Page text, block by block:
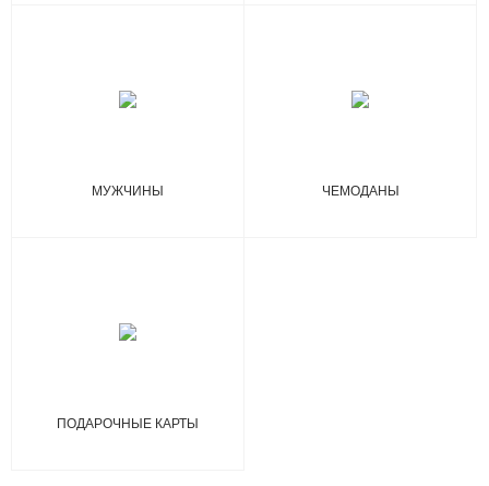
МУЖЧИНЫ ЧЕМОДАНЫ
ПОДАРОЧНЫЕ КАРТЫ